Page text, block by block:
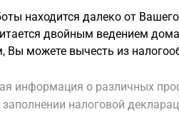
находится далеко от
двойным ведением
Вы можете вычесть из
информация о различных
налоговой